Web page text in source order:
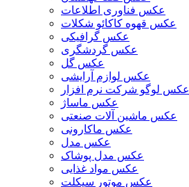
عکس فناوری اطلاعات
عکس قهوه کاکائو شکلات
عکس گرافیکی
عکس گردشگری
عکس گل
عکس لوازم آرایشی
عکس لوگو شرکت نرم افزار
عکس ماساژ
عکس ماشین آلات صنعتی
عکس ماکارونی
عکس مدل
عکس مدل پوشاک
عکس مواد غذایی
عکس موتور سیکلت